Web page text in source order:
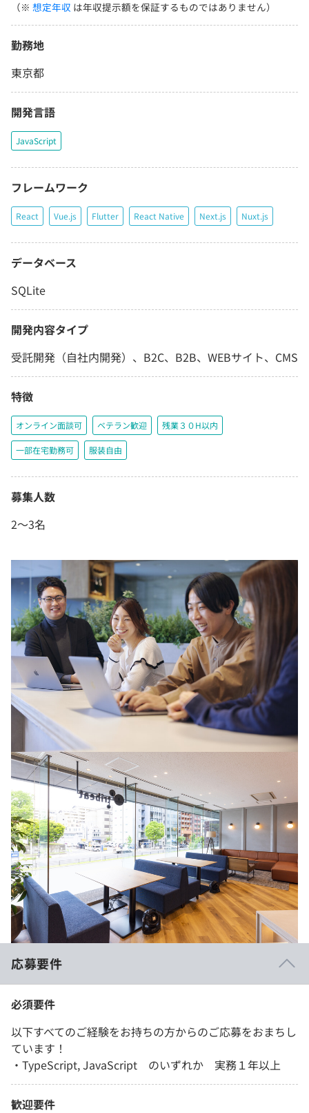
（※ 想定年収 は年収提示額を保証するものではありません）
勤務地
東京都
開発言語
JavaScript
フレームワーク
React Vue.js Flutter React Native Next.js Nuxt.js
データベース
SQLite
開発内容タイプ
受託開発（自社内開発）、B2C、B2B、WEBサイト、CMS
特徴
オンライン面談可 ベテラン歓迎 残業３０H以内
一部在宅勤務可 服装自由
募集人数
2〜3名
応募要件
必須要件
以下すべてのご経験をお持ちの方からのご応募をおまちし
ています！
・TypeScript, JavaScript のいずれか 実務１年以上
歓迎要件